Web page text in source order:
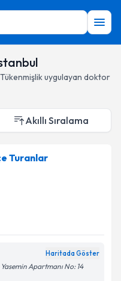
Tükenmişlikuygulayan doktor
Akıllı Sıralama
Turanlar
Haritada Göster
Apartmanı No: 14